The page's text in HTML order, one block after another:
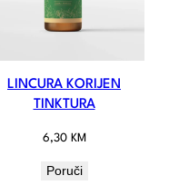
LINCURA KORIJEN
TINKTURA
6,30 KM
Poruči